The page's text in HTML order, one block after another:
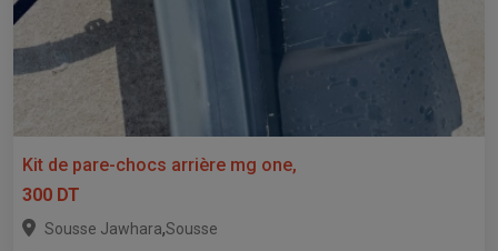
Kit de pare-chocs arrière mg one,
300 DT
Sousse Jawhara,Sousse